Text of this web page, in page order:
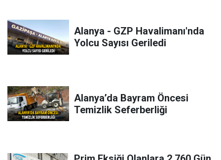
Alanya - GZP Havalimanı'nda
Yolcu Sayısı Geriledi
Alanya’da Bayram Öncesi
Temizlik Seferberliği